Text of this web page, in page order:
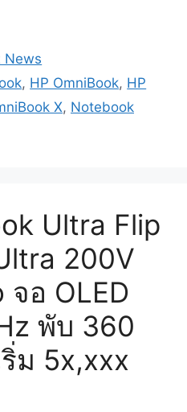
News
, HP OmniBook, HP
X, Notebook
Ultra Flip
200V
จอ OLED
พับ 360
ม 5x,xxx